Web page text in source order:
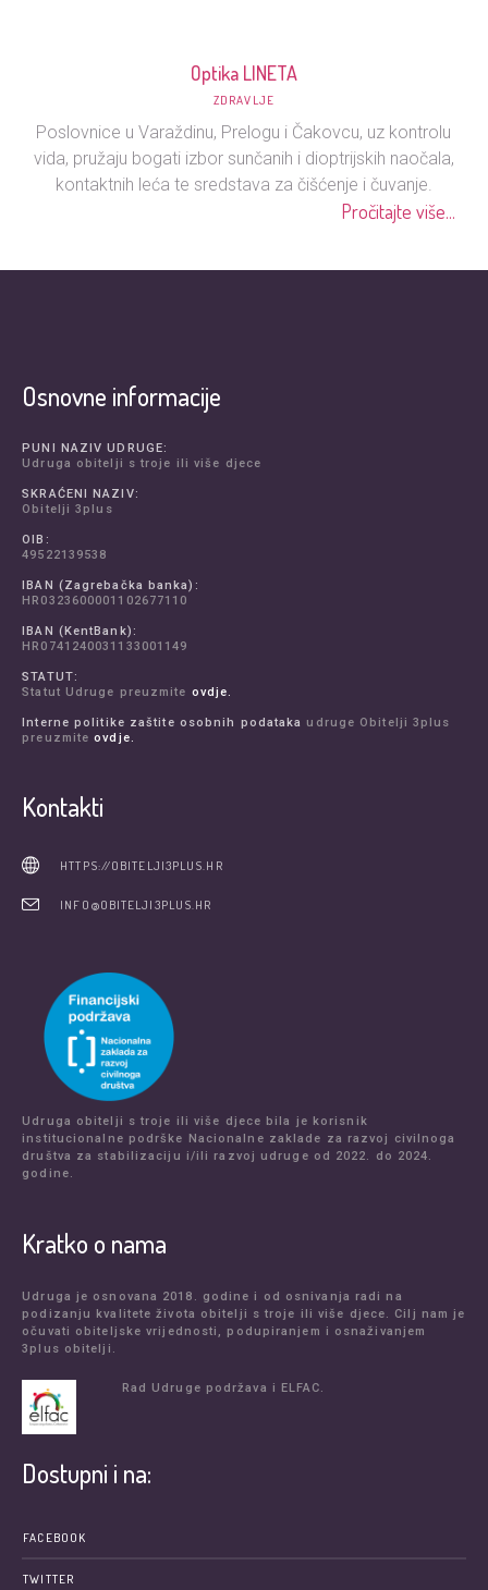
Optika LINETA
ZDRAVLJE
Poslovnice u Varaždinu, Prelogu i Čakovcu, uz kontrolu
vida, pružaju bogati izbor sunčanih i dioptrijskih naočala,
kontaktnih leća te sredstava za čišćenje i čuvanje.
Pročitajte više...
Osnovne informacije
PUNI NAZIV UDRUGE:
Udruga obitelji s troje ili više djece
SKRAĆENI NAZIV:
Obitelji 3plus
OIB:
49522139538
IBAN (Zagrebačka banka):
HR0323600001102677110
IBAN (KentBank):
HR0741240031133001149
STATUT:
Statut Udruge preuzmite ovdje.
Interne politike zaštite osobnih podataka udruge Obitelji 3plus
preuzmiteovdje.
Kontakti
HTTPS://OBITELJI3PLUS.HR
INFO@OBITELJI3PLUS.HR
Udruga obitelji s troje ili više djece bila je korisnik
institucionalne podrške Nacionalne zaklade za razvoj civilnoga
društva za stabilizaciju i/ili razvoj udruge od 2022. do 2024.
godine.
Kratko o nama
Udruga je osnovana 2018. godine i od osnivanja radi na
podizanju kvalitete života obitelji s troje ili više djece. Cilj nam je
očuvati obiteljske vrijednosti, podupiranjem i osnaživanjem
3plus obitelji.
Rad Udruge podržava i ELFAC.
Dostupni i na:
FACEBOOK
TWITTER